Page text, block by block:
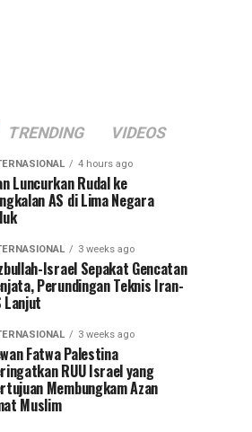
TRENDING VIDEOS
4 hours ago
Luncurkan Rudal ke
AS di Lima Negara
3 weeks ago
Israel Sepakat Gencatan
Perundingan Teknis Iran-
Lanjut
3 weeks ago
Fatwa Palestina
RUU Israel yang
Membungkam Azan
Muslim